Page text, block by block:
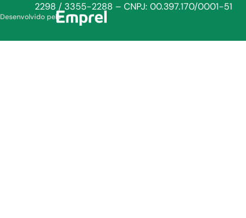
2298 / 3355-2288 – CNPJ: 00.397.170/0001-51
Desenvolvido pela